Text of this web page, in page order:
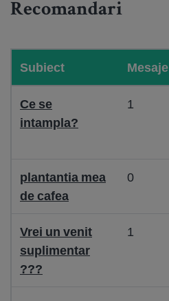
Recomandari
Subiect Mesaje
Ce se
intampla?
1
plantantia mea
de cafea
0
Vrei un venit
suplimentar
???
1